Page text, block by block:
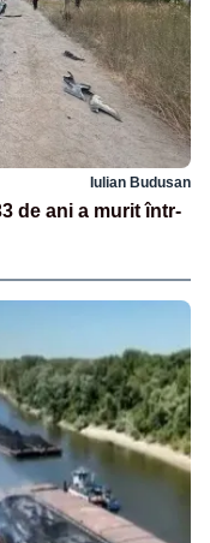
Iulian Budusan
de ani a murit într-